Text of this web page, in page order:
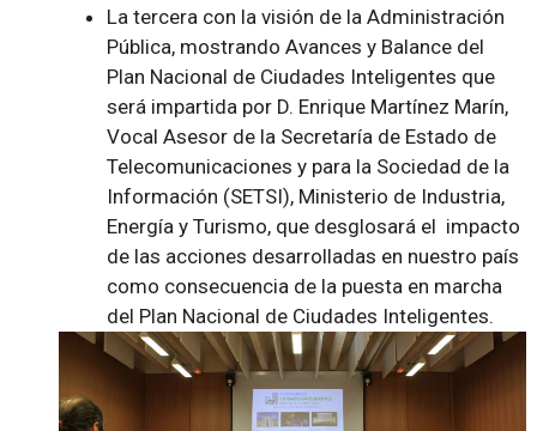
La tercera con la visión de la Administración
Pública, mostrando Avances y Balance del
Plan Nacional de Ciudades Inteligentes que
será impartida por D. Enrique Martínez Marín,
Vocal Asesor de la Secretaría de Estado de
Telecomunicaciones y para la Sociedad de la
Información (SETSI), Ministerio de Industria,
Energía y Turismo, que desglosará el impacto
de las acciones desarrolladas en nuestro país
como consecuencia de la puesta en marcha
del Plan Nacional de Ciudades Inteligentes.